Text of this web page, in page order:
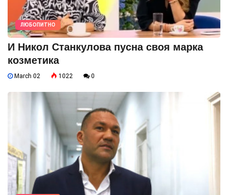
ЛЮБОПИТНО
И Никол Станкулова пусна своя марка
козметика
March 02 1022 0